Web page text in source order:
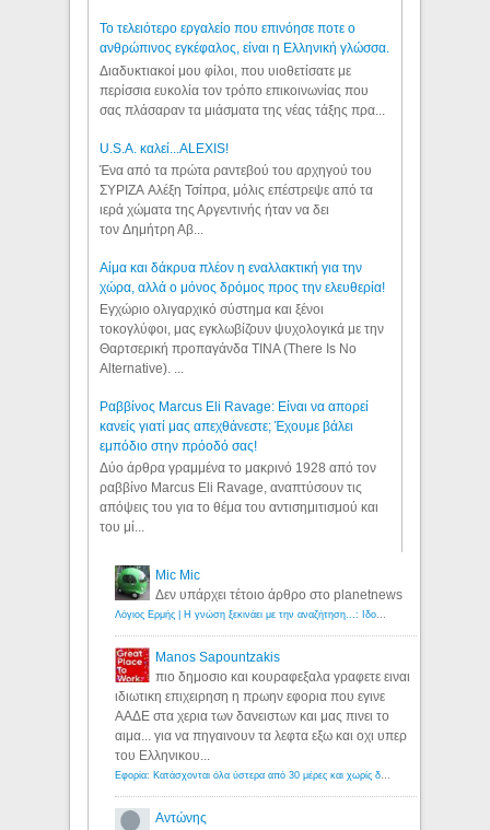
Το τελειότερο εργαλείο που επινόησε ποτε ο
ανθρώπινος εγκέφαλος, είναι η Ελληνική γλώσσα.
Διαδυκτιακοί μου φίλοι, που υιοθετίσατε με
περίσσια ευκολία τον τρόπο επικοινωνίας που
σας πλάσαραν τα μιάσματα της νέας τάξης πρα...
U.S.A. καλεί...ALEXIS!
Ένα από τα πρώτα ραντεβού του αρχηγού του
ΣΥΡΙΖΑ Αλέξη Τσίπρα, μόλις επέστρεψε από τα
ιερά χώματα της Αργεντινής ήταν να δει
τον Δημήτρη Αβ...
Αίμα και δάκρυα πλέον η εναλλακτική για την
χώρα, αλλά ο μόνος δρόμος προς την ελευθερία!
Εγχώριο ολιγαρχικό σύστημα και ξένοι
τοκογλύφοι, μας εγκλωβίζουν ψυχολογικά με την
Θαρτσερική προπαγάνδα TINA (There Is No
Alternative). ...
Ραββίνος Marcus Eli Ravage: Είναι να απορεί
κανείς γιατί μας απεχθάνεστε; Έχουμε βάλει
εμπόδιο στην πρόοδό σας!
Δύο άρθρα γραμμένα το μακρινό 1928 από τον
ραββίνο Marcus Eli Ravage, αναπτύσουν τις
απόψεις του για το θέμα του αντισημιτισμού και
του μί...
Mic Mic
Δεν υπάρχει τέτοιο άρθρο στο planetnews
Manos Sapountzakis
πιο δημοσιο και κουραφεξαλα γραφετε ειναι
ιδιωτικη επιχειρηση η πρωην εφορια που εγινε
ΑΑΔΕ στα χερια των δανειστων και μας πινει το
αιμα... για να πηγαινουν τα λεφτα εξω και οχι υπερ
του Ελληνικου...
Αντώνης